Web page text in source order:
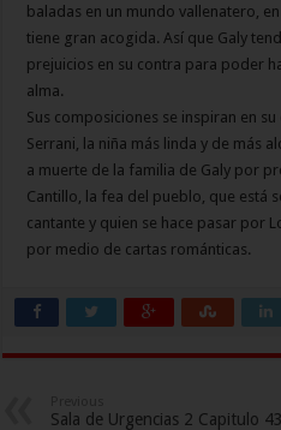
baladas en un mundo vallenatero,
tiene gran acogida. Así que Galy
prejuicios en su contra para poder
alma.
Sus composiciones se inspiran en
Serrani, la niña más linda y de más
a muerte de la familia de Galy por
Cantillo, la fea del pueblo, que está
cantante y quien se hace pasar por
por medio de cartas románticas.
Sala de Urgencias 2 Capitulo 43